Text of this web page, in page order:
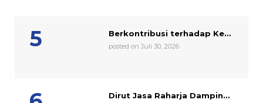
Berkontribusi terhadap Ke...
posted on Juli 30, 2026
Dirut Jasa Raharja Dampin...